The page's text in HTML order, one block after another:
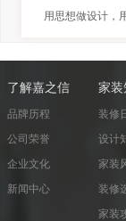
用思想做设计，
了解嘉之信
品牌历程
公司荣誉
企业文化
新闻中心
家装
装修
设计
家装
装修
家装